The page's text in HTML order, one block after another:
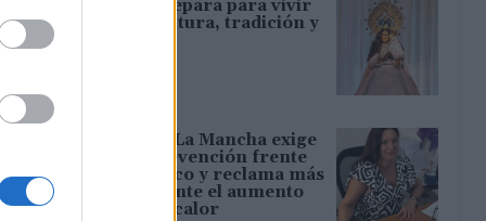
Tamajón se prepara para vivir
diez días de cultura, tradición y
convivencia
CCOO Castilla-La Mancha exige
reforzar la prevención frente
al estrés térmico y reclama más
inspecciones ante el aumento
del riesgo por calor